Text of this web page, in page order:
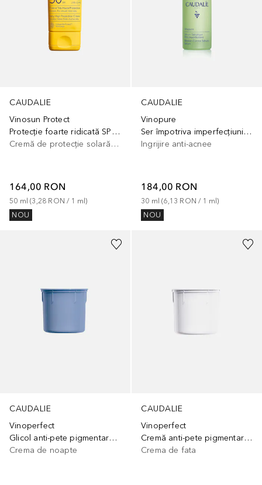
CAUDALIE
Vinosun Protect
Protecție foarte ridicată SPF 50+
Cremă de protecție solară pentru corp
164,00 RON
50 ml (3,28 RON / 1 ml)
NOU
CAUDALIE
Vinopure
Ser împotriva imperfecțiunilor
Ingrijire anti-acnee
184,00 RON
30 ml (6,13 RON / 1 ml)
NOU
CAUDALIE
Vinoperfect
Glicol anti-pete pigmentare – rezerve
Crema de noapte
CAUDALIE
Vinoperfect
Cremă anti-pete pigmentare cu niacinamidă – reîncărcare
Crema de fata